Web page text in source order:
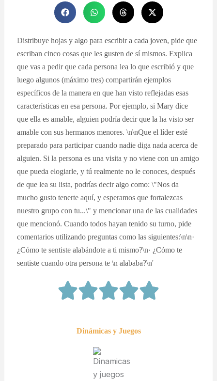
Distribuye hojas y algo para escribir a cada joven, pide que
escriban cinco cosas que les gusten de sí mismos. Explica
que vas a pedir que cada persona lea lo que escribió y que
luego algunos (máximo tres) compartirán ejemplos
específicos de la manera en que han visto reflejadas esas
características en esa persona. Por ejemplo, si Mary dice
que ella es amable, alguien podría decir que la ha visto ser
amable con sus hermanos menores. \n\nQue el líder esté
preparado para participar cuando nadie diga nada acerca de
alguien. Si la persona es una visita y no viene con un amigo
que pueda elogiarle, y tú realmente no le conoces, después
de que lea su lista, podrías decir algo como: \"Nos da
mucho gusto tenerte aquí, y esperamos que fortalezcas
nuestro grupo con tu...\" y mencionar una de las cualidades
que mencionó. Cuando todos hayan tenido su turno, pide
comentarios utilizando preguntas como las siguientes:\n\n·
¿Cómo te sentiste alabándote a ti mismo?\n· ¿Cómo te
sentiste cuando otra persona te \n alababa?\n'
Dinámicas y Juegos